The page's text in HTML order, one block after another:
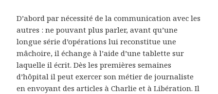
D’abord par nécessité de la communication avec les
autres : ne pouvant plus parler, avant qu’une
longue série d’opérations lui reconstitue une
mâchoire, il échange à l’aide d’une tablette sur
laquelle il écrit. Dès les premières semaines
d’hôpital il peut exercer son métier de journaliste
en envoyant des articles à Charlie et à Libération. Il